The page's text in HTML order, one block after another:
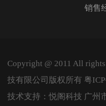
销售
Copyright @ 2011 All
技有限公司版权所有 粤
技术支持：悦阁科技 广州